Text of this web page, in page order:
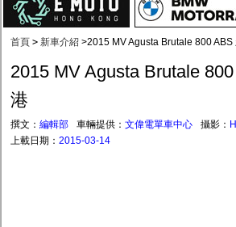
首頁 > 新車介紹 >2015 MV Agusta Brutale 800 ABS
2015 MV Agusta Brutale
港
撰文： 編輯部 車輛提供： 文偉電單車中心 攝影：
上載日期： 2015-03-14